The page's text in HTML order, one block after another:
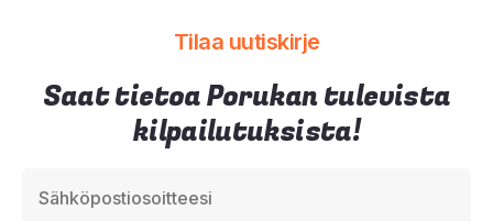
Tilaa uutiskirje
Saat tietoa Porukan tulevista
kilpailutuksista!